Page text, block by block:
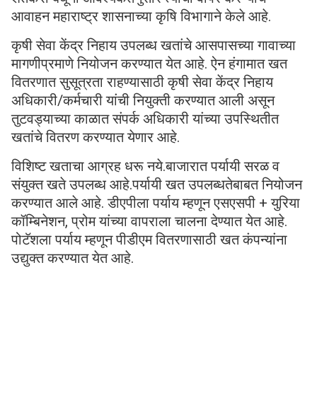
आवाहन महाराष्ट्र शासनाच्या कृषि विभागाने केले आहे.
कृषी सेवा केंद्र निहाय उपलब्ध खतांचे आसपासच्या गावाच्या
मागणीप्रमाणे नियोजन करण्यात येत आहे. ऐन हंगामात खत
वितरणात सुसूत्रता राहण्यासाठी कृषी सेवा केंद्र निहाय
अधिकारी/कर्मचारी यांची नियुक्ती करण्यात आली असून
तुटवड्याच्या काळात संपर्क अधिकारी यांच्या उपस्थितीत
खतांचे वितरण करण्यात येणार आहे.
विशिष्ट खताचा आग्रह धरू नये.बाजारात पर्यायी सरळ व
संयुक्त खते उपलब्ध आहे.पर्यायी खत उपलब्धतेबाबत नियोजन
करण्यात आले आहे. डीएपीला पर्याय म्हणून एसएसपी + युरिया
कॉम्बिनेशन, प्रोम यांच्या वापराला चालना देण्यात येत आहे.
पोटॅशला पर्याय म्हणून पीडीएम वितरणासाठी खत कंपन्यांना
उद्युक्त करण्यात येत आहे.